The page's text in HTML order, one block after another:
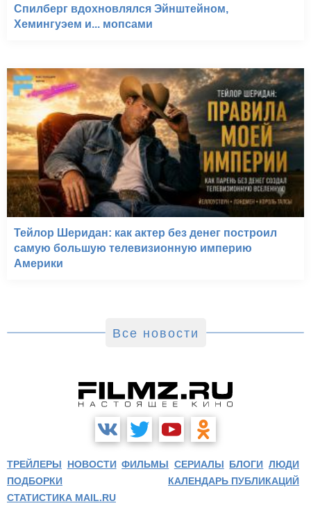
Спилберг вдохновлялся Эйнштейном,
Хемингуэем и... мопсами
Тейлор Шеридан: как актер без денег построил
самую большую телевизионную империю
Америки
Все новости
ТРЕЙЛЕРЫ НОВОСТИ ФИЛЬМЫ СЕРИАЛЫ БЛОГИ ЛЮДИ
ПОДБОРКИ
КАЛЕНДАРЬ ПУБЛИКАЦИЙ
СТАТИСТИКА MAIL.RU